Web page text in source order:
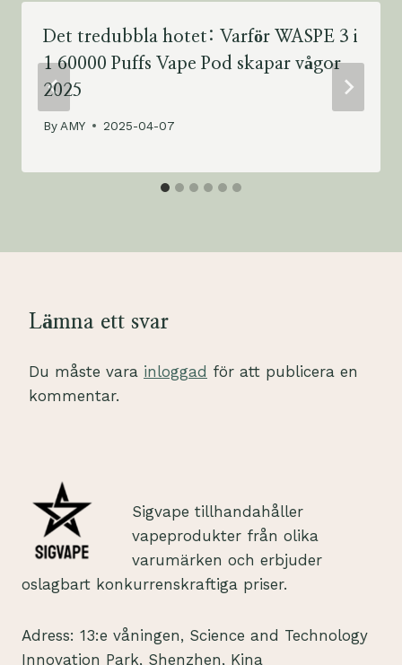
Det tredubbla hotet: Varför WASPE 3 i
1 60000 Puffs Vape Pod skapar vågor
2025
By AMY 2025-04-07
Lämna ett svar
Du måste vara inloggad för att publicera en
kommentar.
Sigvape tillhandahåller
vapeprodukter från olika
varumärken och erbjuder
oslagbart konkurrenskraftiga priser.
Adress: 13:e våningen, Science and Technology
Innovation Park, Shenzhen, Kina